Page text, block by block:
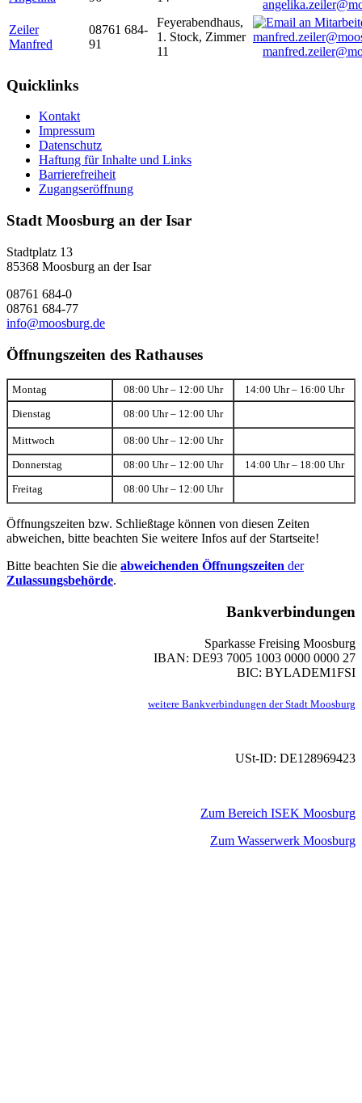
Zeiler
Manfred
08761 684-
91
Feyerabendhaus,
1. Stock, Zimmer
11
Quicklinks
Kontakt
Impressum
Datenschutz
Haftung für Inhalte und Links
Barrierefreiheit
Zugangseröffnung
Stadt Moosburg an der Isar
Stadtplatz 13
85368 Moosburg an der Isar
08761 684-0
08761 684-77
info@moosburg.de
Öffnungszeiten des Rathauses
Montag 08:00 Uhr – 12:00 Uhr 14:00 Uhr – 16:00 Uhr
Dienstag 08:00 Uhr – 12:00 Uhr
Mittwoch 08:00 Uhr – 12:00 Uhr
Donnerstag 08:00 Uhr – 12:00 Uhr 14:00 Uhr – 18:00 Uhr
Freitag 08:00 Uhr – 12:00 Uhr
Öffnungszeiten bzw. Schließtage können von diesen Zeiten
abweichen, bitte beachten Sie weitere Infos auf der Startseite!
Bitte beachten Sie die abweichenden Öffnungszeiten der
Zulassungsbehörde.
Bankverbindungen
Sparkasse Freising Moosburg
IBAN: DE93 7005 1003 0000 0000 27
BIC: BYLADEM1FSI
weitere Bankverbindungen der Stadt Moosburg
USt-ID: DE128969423
Zum Bereich ISEK Moosburg
Zum Wasserwerk Moosburg